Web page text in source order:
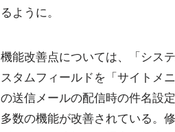
るように。
機能改善点については、「シス
スタムフィールドを「サイトメ
の送信メールの配信時の件名設
多数の機能が改善されている。